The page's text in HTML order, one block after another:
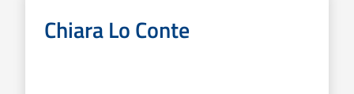
Chiara Lo Conte